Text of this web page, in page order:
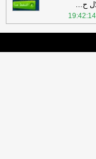
ح...
19:42:14